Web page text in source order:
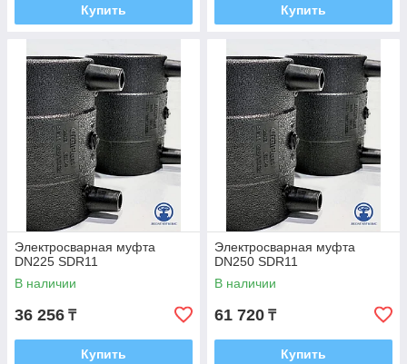
Купить Купить
Электросварная муфта
DN225 SDR11
В наличии
36 256 ₸
Купить
Электросварная муфта
DN250 SDR11
В наличии
61 720 ₸
Купить